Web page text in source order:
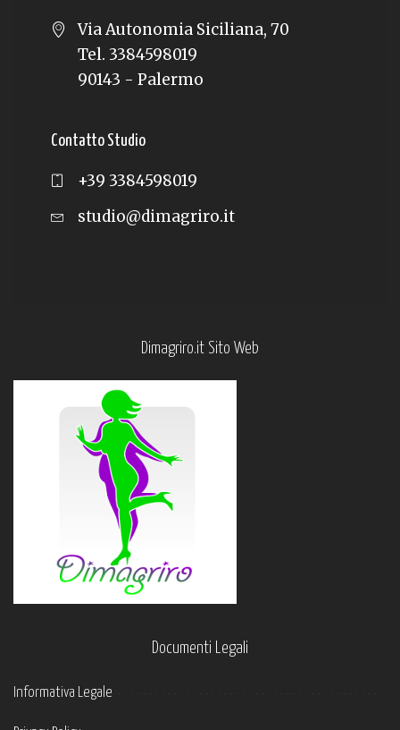
Via Autonomia Siciliana, 70
Tel. 3384598019
90143 - Palermo
Contatto Studio
+39 3384598019
studio@dimagriro.it
Dimagriro.it Sito Web
Documenti Legali
Informativa Legale